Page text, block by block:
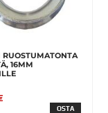
RUOSTUMATONTA
16MM
OSTA